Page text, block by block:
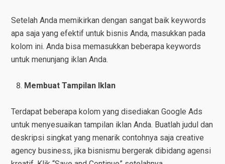
Setelah Anda memikirkan dengan sangat baik keywords
apa saja yang efektif untuk bisnis Anda, masukkan pada
kolom ini. Anda bisa memasukkan beberapa keywords
untuk menunjang iklan Anda.
Membuat Tampilan Iklan
Terdapat beberapa kolom yang disediakan Google Ads
untuk menyesuaikan tampilan iklan Anda. Buatlah judul dan
deskripsi singkat yang menarik contohnya saja creative
agency business, jika bisnismu bergerak dibidang agensi